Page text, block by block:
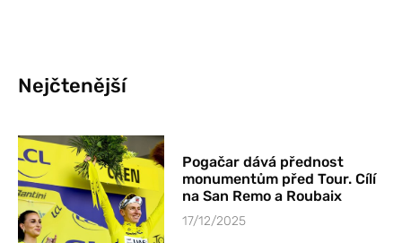
Nejčtenější
Pogačar dává přednost
monumentům před Tour. Cílí
na San Remo a Roubaix
17/12/2025